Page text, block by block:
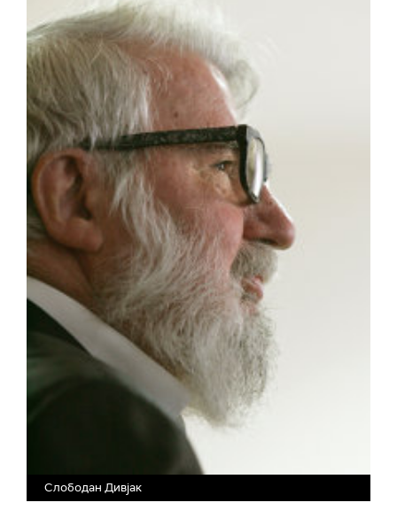
Слободан Дивјак